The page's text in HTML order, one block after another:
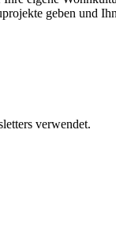
geben und
verwendet.